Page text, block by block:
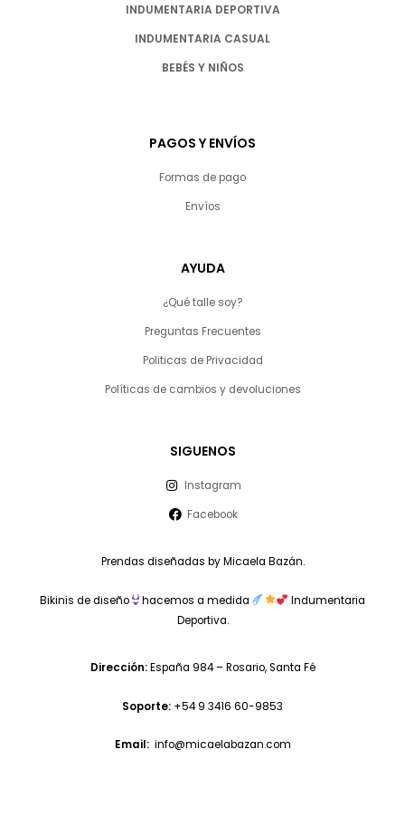
INDUMENTARIA DEPORTIVA
INDUMENTARIA CASUAL
BEBÉS Y NIÑOS
PAGOS Y ENVÍOS
Formas de pago
Envíos
AYUDA
¿Qué talle soy?
Preguntas Frecuentes
Politicas de Privacidad
Políticas de cambios y devoluciones
SIGUENOS
Instagram
Facebook
Prendas diseñadas by Micaela Bazán.
Bikinis de diseño hacemos a medida
Indumentaria
Deportiva.
Dirección:España 984 – Rosario, Santa Fé
Soporte: +54 9 3416 60-9853
Email: info@micaelabazan.com